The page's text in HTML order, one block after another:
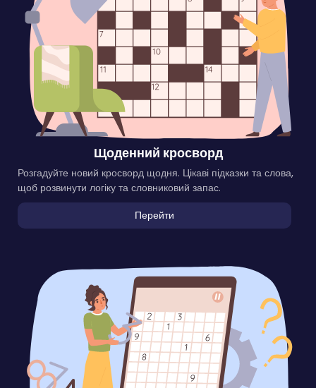
Щоденний кросворд
Розгадуйте новий кросворд щодня. Цікаві підказки та слова,
щоб розвинути логіку та словниковий запас.
Перейти